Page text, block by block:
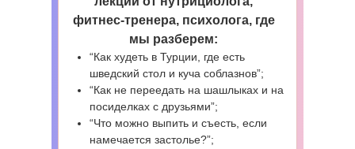
фитнес-тренера, психолога, где
мы разберем:
“Как худеть в Турции, где есть
шведский стол и куча соблазнов”;
“Как не переедать на шашлыках и на
посиделках с друзьями”;
“Что можно выпить и съесть, если
намечается застолье?”;